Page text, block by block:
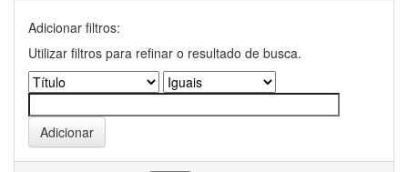
Adicionar filtros:
Utilizar filtros para refinar o resultado de busca.